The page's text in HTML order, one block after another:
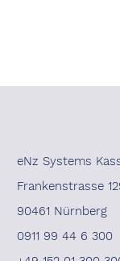
eNz Systems
Frankenstrasse
90461 Nürnberg
0911 99 44 6 300